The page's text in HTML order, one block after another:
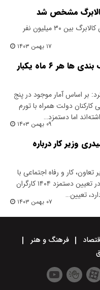
مشخص شد
قبل از ماه رمضان کالابرگ بین ۳۰ میلیون نفر
۱۷ بهمن ۱۴۰۳
وزیر کار: دهک بندی ها هر ۶ ماه یکبار
بر اساس آمار موجود در پنج
دولت همراه با تورم
اما دستمزد…
۰۹ بهمن ۱۴۰۳
وزیر کار درباره
کار و رفاه اجتماعی با
بیان اینکه آنچه در تعیین دستمزد ۱۴۰۴ کارگران
تعیین…
۰۷ بهمن ۱۴۰۳
فرهنگ و هنر